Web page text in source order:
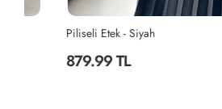
Piliseli Etek - Siyah
879.99 TL